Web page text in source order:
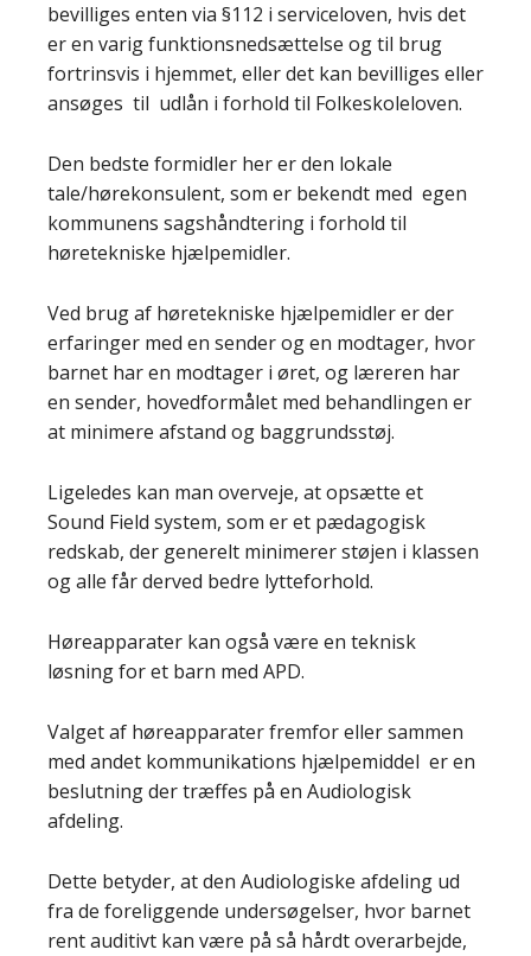
bevilliges enten via §112 i serviceloven, hvis det
er en varig funktionsnedsættelse og til brug
fortrinsvis i hjemmet, eller det kan bevilliges eller
ansøges til udlån i forhold til Folkeskoleloven.
Den bedste formidler her er den lokale
tale/hørekonsulent, som er bekendt med egen
kommunens sagshåndtering i forhold til
høretekniske hjælpemidler.
Ved brug af høretekniske hjælpemidler er der
erfaringer med en sender og en modtager, hvor
barnet har en modtager i øret, og læreren har
en sender, hovedformålet med behandlingen er
at minimere afstand og baggrundsstøj.
Ligeledes kan man overveje, at opsætte et
Sound Field system, som er et pædagogisk
redskab, der generelt minimerer støjen i klassen
og alle får derved bedre lytteforhold.
Høreapparater kan også være en teknisk
løsning for et barn med APD.
Valget af høreapparater fremfor eller sammen
med andet kommunikations hjælpemiddel er en
beslutning der træffes på en Audiologisk
afdeling.
Dette betyder, at den Audiologiske afdeling ud
fra de foreliggende undersøgelser, hvor barnet
rent auditivt kan være på så hårdt overarbejde,